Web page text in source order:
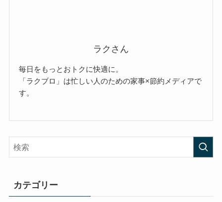
ラクさん
毎日をもっとおトクに快適に。
「ラクブロ」は忙しい人のための家事×節約メディアで
す。
カテゴリー